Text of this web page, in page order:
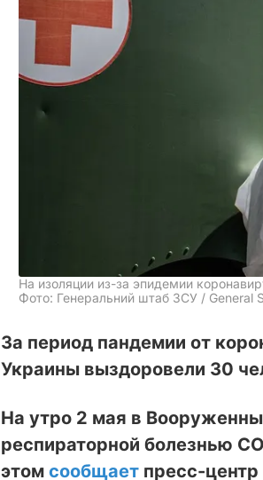
На изоляции из-за эпидемии
Фото: Генеральний штаб ЗСУ / General
За период пандемии от
Украины выздоровели 30
На утро 2 мая в
респираторной болезнью
этом сообщает пресс-